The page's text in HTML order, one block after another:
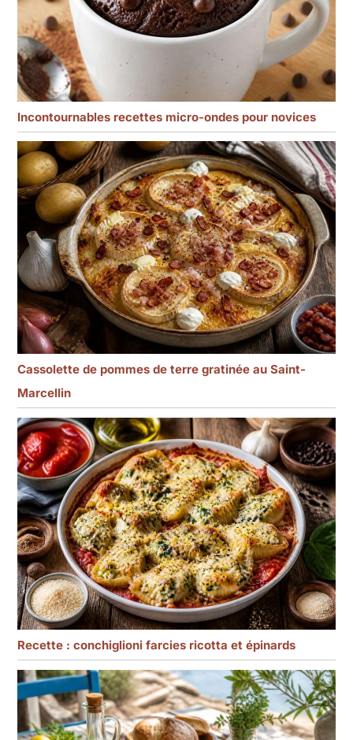
Incontournables recettes micro-ondes pour novices
Cassolette de pommes de terre gratinée au Saint-
Marcellin
Recette : conchiglioni farcies ricotta et épinards